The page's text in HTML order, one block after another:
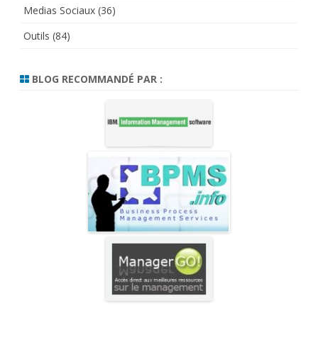
Medias Sociaux (36)
Outils (84)
BLOG RECOMMANDÉ PAR :